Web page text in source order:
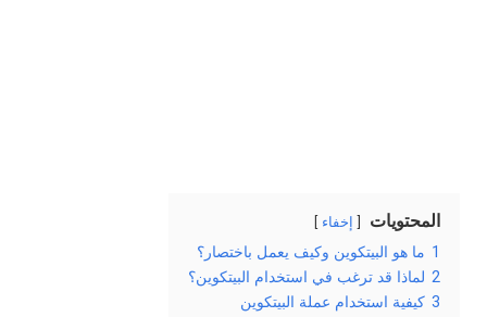
المحتويات إخفاء
1 ما هو البيتكوين وكيف يعمل باختصار؟
2 لماذا قد ترغب في استخدام البيتكوين؟
3 كيفية استخدام عملة البيتكوين